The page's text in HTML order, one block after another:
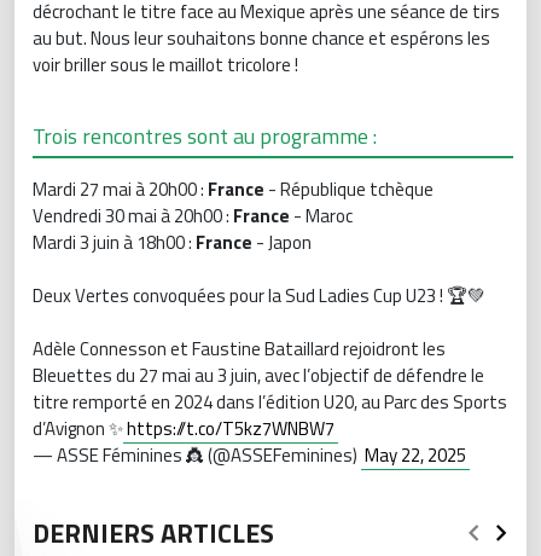
décrochant le titre face au Mexique après une séance de tirs
au but. Nous leur souhaitons bonne chance et espérons les
voir briller sous le maillot tricolore !
Trois rencontres sont au programme :
Mardi 27 mai à 20h00 : France - République tchèque
Vendredi 30 mai à 20h00 : France - Maroc
Mardi 3 juin à 18h00 : France - Japon
Deux Vertes convoquées pour la Sud Ladies Cup U23 ! 🏆💚
Adèle Connesson et Faustine Bataillard rejoidront les
Bleuettes du 27 mai au 3 juin, avec l’objectif de défendre le
titre remporté en 2024 dans l’édition U20, au Parc des Sports
d’Avignon ✨https://t.co/T5kz7WNBW7
— ASSE Féminines 👸 (@ASSEFeminines) May 22, 2025
DERNIERS ARTICLES